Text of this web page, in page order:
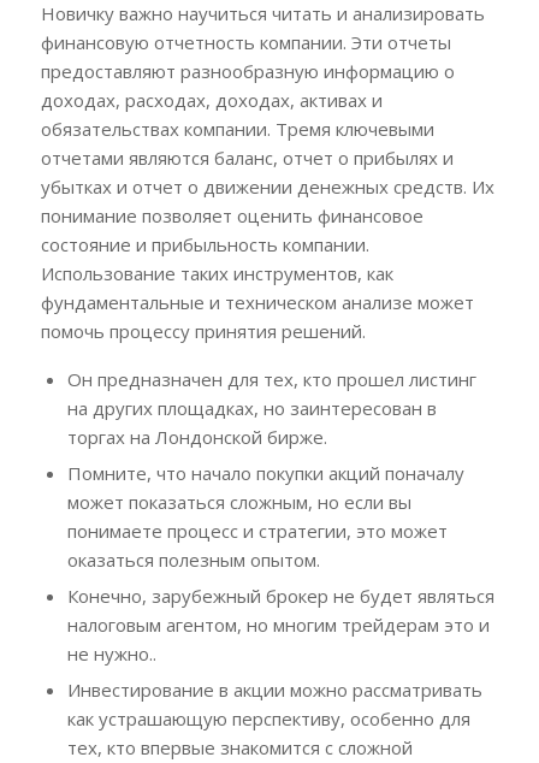
Новичку важно научиться читать и анализировать
финансовую отчетность компании. Эти отчеты
предоставляют разнообразную информацию о
доходах, расходах, доходах, активах и
обязательствах компании. Тремя ключевыми
отчетами являются баланс, отчет о прибылях и
убытках и отчет о движении денежных средств. Их
понимание позволяет оценить финансовое
состояние и прибыльность компании.
Использование таких инструментов, как
фундаментальные и техническом анализе может
помочь процессу принятия решений.
Он предназначен для тех, кто прошел листинг
на других площадках, но заинтересован в
торгах на Лондонской бирже.
Помните, что начало покупки акций поначалу
может показаться сложным, но если вы
понимаете процесс и стратегии, это может
оказаться полезным опытом.
Конечно, зарубежный брокер не будет являться
налоговым агентом, но многим трейдерам это и
не нужно..
Инвестирование в акции можно рассматривать
как устрашающую перспективу, особенно для
тех, кто впервые знакомится с сложной